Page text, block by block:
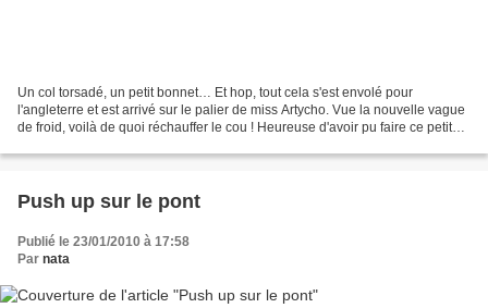
Un col torsadé, un petit bonnet… Et hop, tout cela s'est envolé pour
l'angleterre et est arrivé sur le palier de miss Artycho. Vue la nouvelle vague
de froid, voilà de quoi réchauffer le cou ! Heureuse d'avoir pu faire ce petit
Push up sur le pont
Publié le 23/01/2010 à 17:58
Par nata